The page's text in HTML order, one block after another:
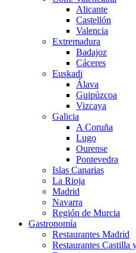
Alicante
Castellón
Valencia
Extremadura
Badajoz
Cáceres
Euskadi
Álava
Guipúzcoa
Vizcaya
Galicia
A Coruña
Lugo
Ourense
Pontevedra
Islas Canarias
La Rioja
Madrid
Navarra
Región de Murcia
Gastronomía
Restaurantes Madrid
Restaurantes Castilla